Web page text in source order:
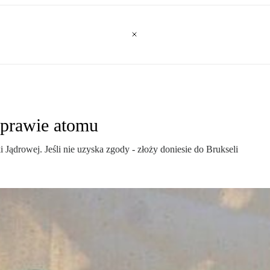
atomu
Jeśli nie uzyska zgody - złoży doniesie do Brukseli